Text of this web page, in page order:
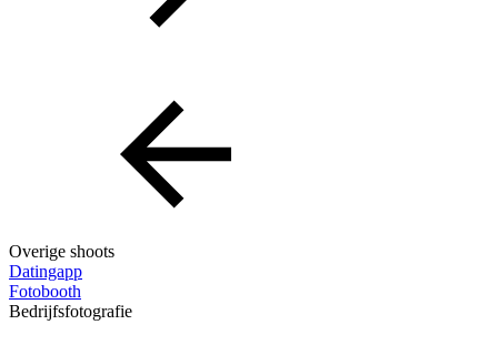
Overige shoots
Datingapp
Fotobooth
Bedrijfsfotografie